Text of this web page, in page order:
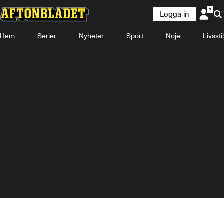
Logga in
Hem Serier Nyheter Sport Nöje Livsstil